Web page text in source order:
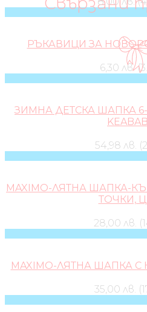
РЪКАВИЦИ ЗА
6,30 лв.
ЗИМНА ДЕТСКА ШАПКА
54,98 лв.
MAXIMO-ЛЯТНА ШАПКА-
ТОЧКИ,
28,00 лв.
MAXIMO-ЛЯТНА ШАПКА
35,00 лв.